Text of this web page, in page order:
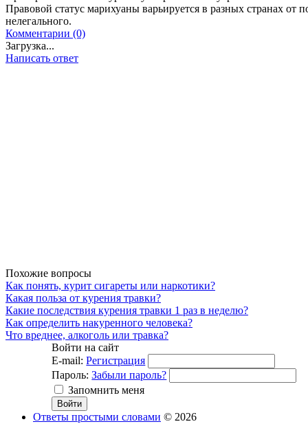
Правовой статус марихуаны варьируется в разных странах от
нелегального.
Комментарии (0)
Загрузка...
Написать ответ
Похожие вопросы
Как понять, курит сигареты или наркотики?
Какая польза от курения травки?
Какие последствия курения травки 1 раз в неделю?
Как определить накуренного человека?
Что вреднее, алкоголь или травка?
Войти на сайт
E-mail: Регистрация
Пароль: Забыли пароль?
Запомнить меня
Ответы простыми словами © 2026